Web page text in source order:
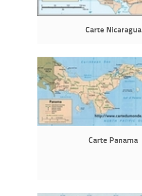
Carte Nicaragua
Carte Panama